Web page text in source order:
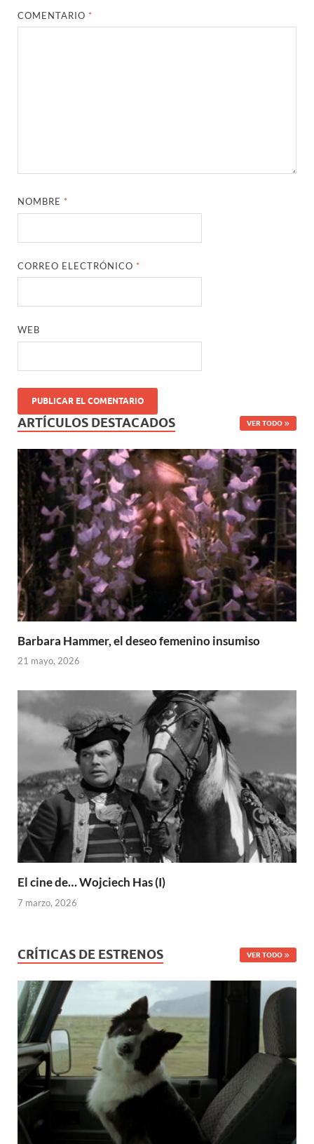
COMENTARIO *
NOMBRE *
CORREO ELECTRÓNICO *
WEB
ARTÍCULOS DESTACADOS VER TODO
Barbara Hammer, el deseo femenino insumiso
21 mayo, 2026
El cine de… Wojciech Has (I)
7 marzo, 2026
CRÍTICAS DE ESTRENOS VER TODO